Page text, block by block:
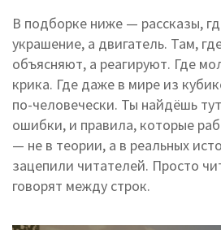
В подборке ниже — рассказы,
украшение, а двигатель. Там,
объясняют, а реагируют. Где
крика. Где даже в мире из
по-человечески. Ты найдёшь
ошибки, и правила, которые
— не в теории, а в реальных
зацепили читателей. Просто
говорят между строк.